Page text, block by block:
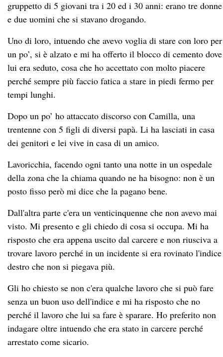
gruppetto di 5 giovani tra i 20 ed i 30 anni: erano tre donne
e due uomini che si stavano drogando.
Uno di loro, intuendo che avevo voglia di stare con loro per
un po’, si è alzato e mi ha offerto il blocco di cemento dove
lui era seduto, cosa che ho accettato con molto piacere
perché sempre più faccio fatica a stare in piedi fermo per
tempi lunghi.
Dopo un po’ ho attaccato discorso con Camilla, una
trentenne con 5 figli di diversi papà. Li ha lasciati in casa
dei genitori e lei vive in casa di un amico.
Lavoricchia, facendo ogni tanto una notte in un ospedale
della zona che la chiama quando ne ha bisogno: non è un
posto fisso però mi dice che la pagano bene.
Dall'altra parte c'era un venticinquenne che non avevo mai
visto. Mi presento e gli chiedo di cosa si occupa. Mi ha
risposto che era appena uscito dal carcere e non riusciva a
trovare lavoro perché in un incidente si era rovinato l'indice
destro che non si piegava più.
Gli ho chiesto se non c'era qualche lavoro che si può fare
senza un buon uso dell'indice e mi ha risposto che no
perché il lavoro che lui sa fare è sparare. Ho preferito non
indagare oltre intuendo che era stato in carcere perché
arrestato come sicario.